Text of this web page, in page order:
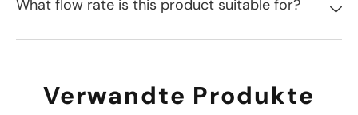
What flow rate is this product suitable for?
Verwandte Produkte